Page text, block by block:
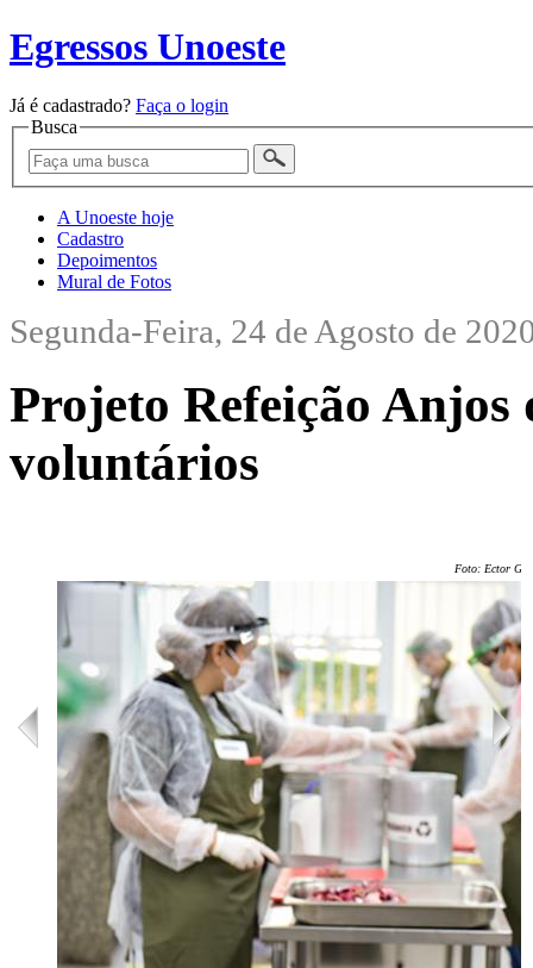
Egressos Unoeste
Já é cadastrado? Faça o login
Busca
A Unoeste hoje
Cadastro
Depoimentos
Mural de Fotos
Segunda-Feira, 24 de Agosto de
Projeto Refeição Anjos
voluntários
Foto: Ector